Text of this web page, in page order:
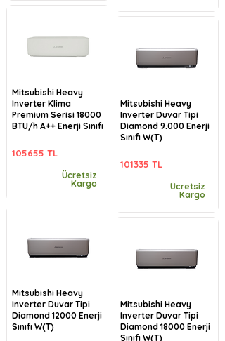
Mitsubishi Heavy
Inverter Klima
Premium Serisi 18000
BTU/h A++ Enerji Sınıfı
105655 TL
Ücretsiz
Kargo
Mitsubishi Heavy
Inverter Duvar Tipi
Diamond 12000 Enerji
Sınıfı W(T)
Mitsubishi Heavy
Inverter Duvar Tipi
Diamond 9.000 Enerji
Sınıfı W(T)
101335 TL
Ücretsiz
Kargo
Mitsubishi Heavy
Inverter Duvar Tipi
Diamond 18000 Enerji
Sınıfı W(T)